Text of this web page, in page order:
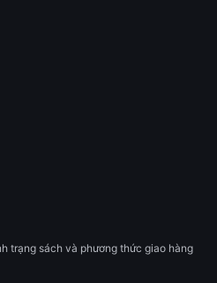
trạng sách và phương thức giao hàng